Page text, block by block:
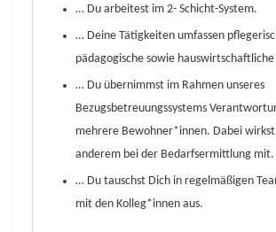
… Du arbeitest im 2- Schicht-System.
… Deine Tätigkeiten umfassen
pädagogische sowie
… Du übernimmst im Rahmen unseres
Bezugsbetreuungssystems
mehrere Bewohner*innen. Dabei
anderem bei der Bedarfsermittlung mit.
… Du tauschst Dich in regelmäßigen
mit den Kolleg*innen aus.